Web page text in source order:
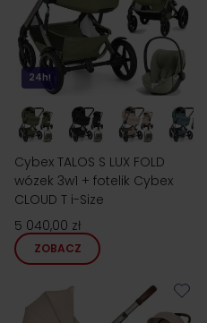
24h!
Cybex TALOS S LUX FOLD
wózek 3w1 + fotelik Cybex
CLOUD T i-Size
5 040,00 zł
ZOBACZ